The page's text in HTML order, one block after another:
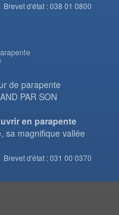
Brevet d'état : 038 01 0800
de parapente
PAR SON
en parapente
sa magnifique vallée
Brevet d'état : 031 00 0370